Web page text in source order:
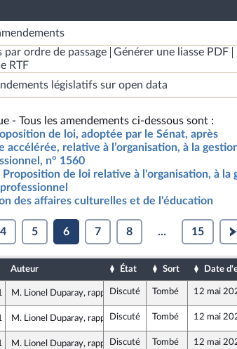
par ordre de passage
Générer une liasse PDF
RTF
législatifs sur open data
- Tous les amendements ci-dessous sont :
de loi, adoptée par le Sénat, après
accélérée, relative à l’organisation, à la
n° 1560
Proposition de loi relative à l'organisation, à la
des affaires culturelles et de l'éducation
4 5 6 7 8 ... 15
Auteur État Sort Date
M. Lionel Duparay, rapporteur
Discuté Tombé 12 mai
M. Lionel Duparay, rapporteur
Discuté Tombé 12 mai
M. Lionel Duparay, rapporteur
Discuté Tombé 12 mai